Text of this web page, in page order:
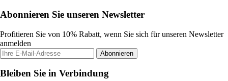
Abonnieren Sie unseren Newsletter
Profitieren Sie von 10% Rabatt, wenn Sie sich für unseren Newsletter
anmelden
Abonnieren
Bleiben Sie in Verbindung